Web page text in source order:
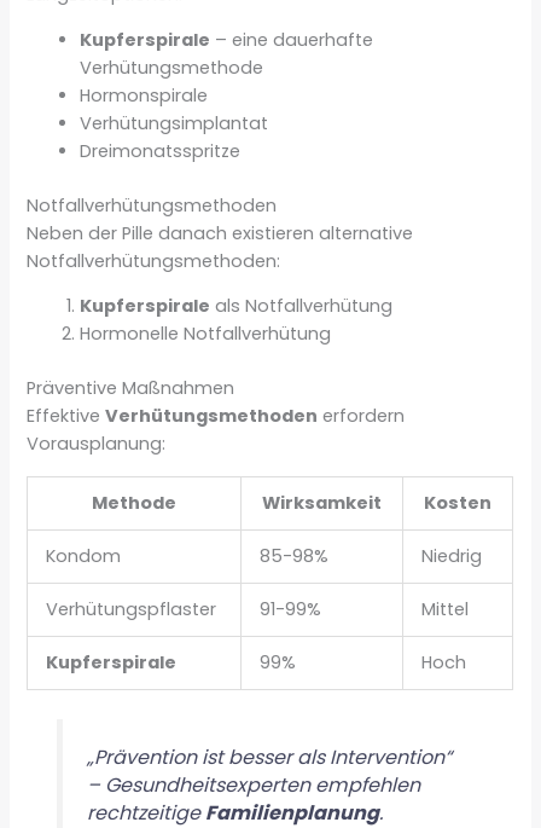
Kupferspirale – eine dauerhafte
Verhütungsmethode
Hormonspirale
Verhütungsimplantat
Dreimonatsspritze
Notfallverhütungsmethoden
Neben der Pille danach existieren alternative
Notfallverhütungsmethoden:
Kupferspirale als Notfallverhütung
Hormonelle Notfallverhütung
Präventive Maßnahmen
EffektiveVerhütungsmethoden erfordern
Vorausplanung:
Methode Wirksamkeit Kosten
Kondom 85-98% Niedrig
Verhütungspflaster 91-99% Mittel
Kupferspirale 99% Hoch
„Prävention ist besser als Intervention“
– Gesundheitsexperten empfehlen
rechtzeitigeFamilienplanung.